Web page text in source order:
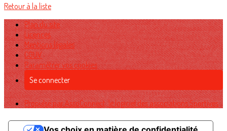
Retour à la liste
Plan du site
Licences
Mentions légales
CGUV
Paramétrer vos cookies
Se connecter
Propulsé par AssoConnect, le logiciel des associations Sportives